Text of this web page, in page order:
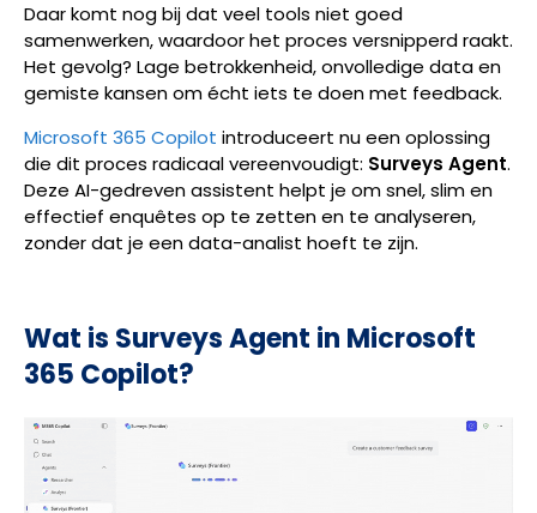
Daar komt nog bij dat veel tools niet goed
samenwerken, waardoor het proces versnipperd raakt.
Het gevolg? Lage betrokkenheid, onvolledige data en
gemiste kansen om écht iets te doen met feedback.
Microsoft 365 Copilot introduceert nu een oplossing
die dit proces radicaal vereenvoudigt: Surveys Agent.
Deze AI-gedreven assistent helpt je om snel, slim en
effectief enquêtes op te zetten en te analyseren,
zonder dat je een data-analist hoeft te zijn.
Wat is Surveys Agent in Microsoft
365 Copilot?